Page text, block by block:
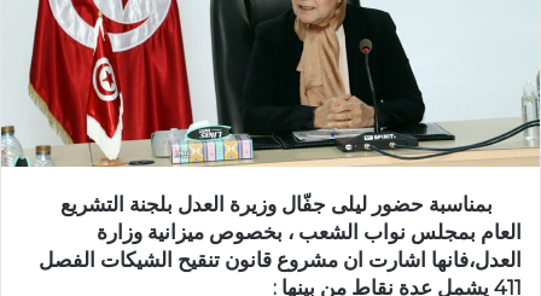
بمناسبة حضور ليلى جفّال وزيرة العدل بلجنة التشريع
العام بمجلس نواب الشعب ، بخصوص ميزانية وزارة
العدل،فانها اشارت ان مشروع قانون تنقيح الشيكات الفصل
411 يشمل عدة نقاط من بينها :